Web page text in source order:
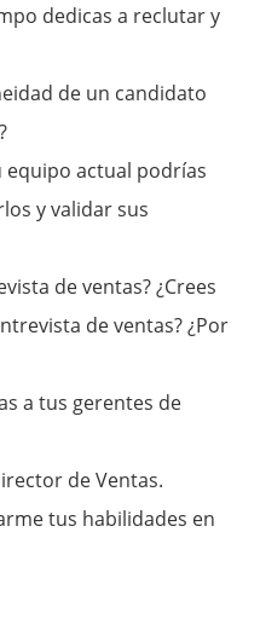
dedicas a reclutar y
de un candidato
equipo actual podrías
y validar sus
de ventas? ¿Crees
de ventas? ¿Por
a tus gerentes de
de Ventas.
tus habilidades en